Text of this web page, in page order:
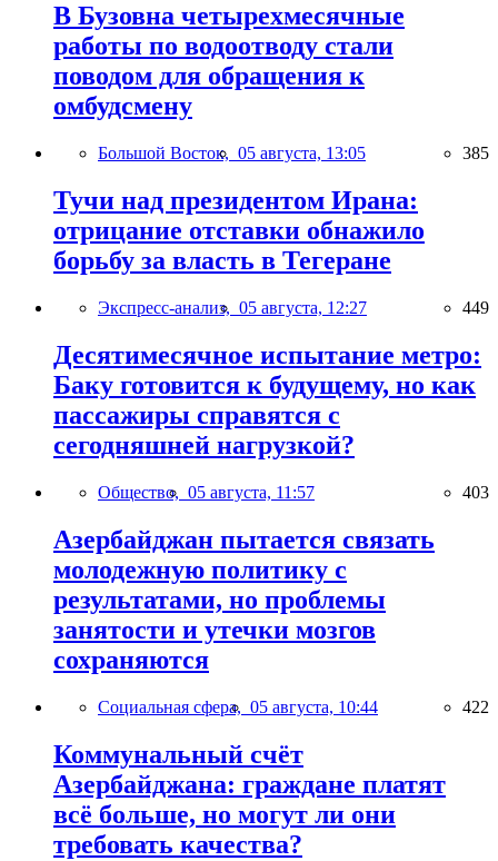
В Бузовна четырехмесячные
работы по водоотводу стали
поводом для обращения к
омбудсмену
Большой Восток, 05 августа, 13:05 385
Тучи над президентом Ирана:
отрицание отставки обнажило
борьбу за власть в Тегеране
Экспресс-анализ, 05 августа, 12:27 449
Десятимесячное испытание метро:
Баку готовится к будущему, но как
пассажиры справятся с
сегодняшней нагрузкой?
Общество, 05 августа, 11:57 403
Азербайджан пытается связать
молодежную политику с
результатами, но проблемы
занятости и утечки мозгов
сохраняются
Социальная сфера, 05 августа, 10:44 422
Коммунальный счёт
Азербайджана: граждане платят
всё больше, но могут ли они
требовать качества?